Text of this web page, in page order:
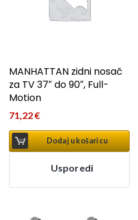
MANHATTAN zidni nosač
za TV 37″ do 90″, Full-
Motion
71,22€
Dodaj u košaricu
Usporedi